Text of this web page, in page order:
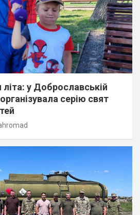
у Доброславській
серію свят